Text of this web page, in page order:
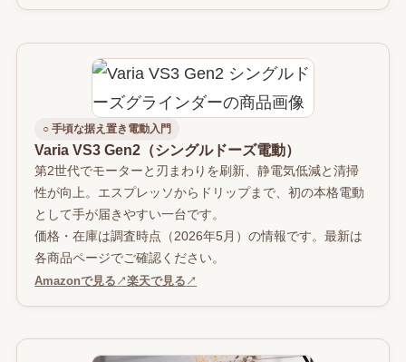
○ 手頃な据え置き電動入門
Varia VS3 Gen2（シングルドーズ電動）
第2世代でモーターと刃まわりを刷新、静電気低減と清掃
性が向上。エスプレッソからドリップまで、初の本格電動
として手が届きやすい一台です。
価格・在庫は調査時点（2026年5月）の情報です。最新は
各商品ページでご確認ください。
Amazonで見る ↗楽天で見る ↗